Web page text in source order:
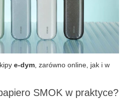
e-dym, zarówno online, jak i w
SMOK w praktyce?